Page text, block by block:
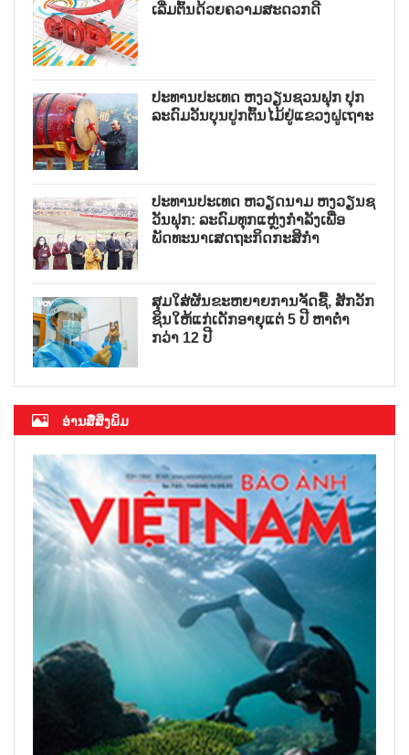
ເລີ່ມຕົ້ນດ້ວຍຄວາມສະດວກດີ
ປະທານປະເທດ ຫງວຽນຊວນຟຸກ ປຸກ
ລະດົມວັນບຸນປູກຕົ້ນໄມ້ຢູ່ແຂວງຝູເຖາະ
ປະທານປະເທດ ຫວຽດນາມ ຫງວຽນຊ
ວັນຟຸກ: ລະດົມທຸກແຫຼ່ງກຳລັງເພື່ອ
ພັດທະນາເສດຖະກິດກະສິກຳ
ສຸມໃສ່ຜັນຂະຫຍາຍການຈັດຊື້, ສັກວັກ
ຊິນໃຫ້ແກ່ເດັກອາຍຸແຕ່ 5 ປີ ຫາຕ່ຳ
ກວ່າ 12 ປີ
ອ່ານສື່ສິ່ງພິມ